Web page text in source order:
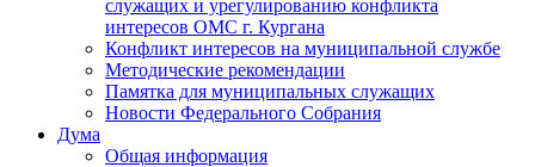
служащих и урегулированию конфликта
интересов ОМС г. Кургана
Конфликт интересов на муниципальной службе
Методические рекомендации
Памятка для муниципальных служащих
Новости Федерального Cобрания
Дума
Общая информация